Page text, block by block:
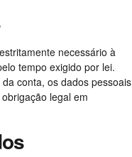
necessário à
tempo exigido por lei.
conta, os dados pessoais
legal em